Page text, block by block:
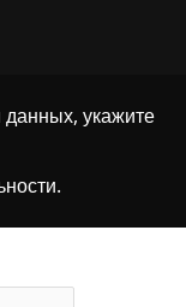
укажите